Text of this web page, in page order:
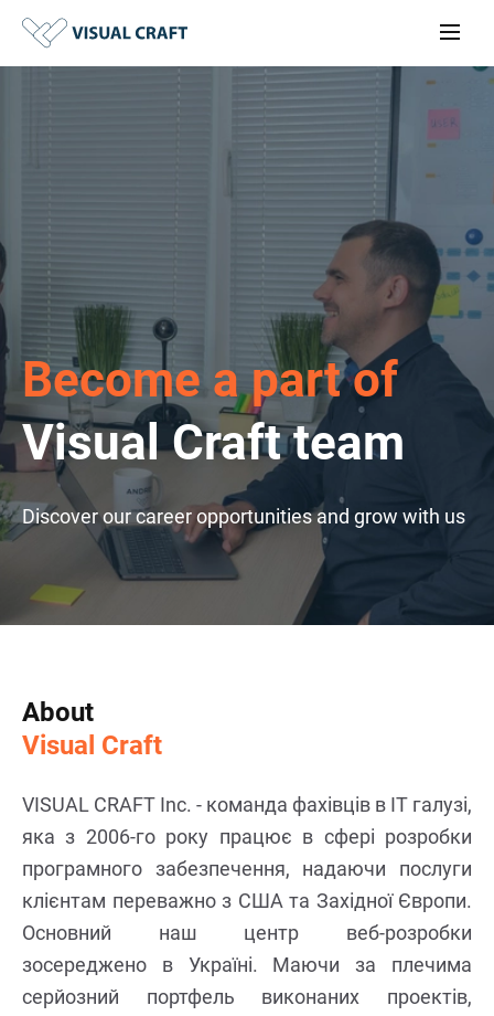
Become a part of
Visual Craft team
Discover our career opportunities and grow with us
About
Visual Craft
VISUAL CRAFT Inc. - команда фахівців в IT галузі,
яка з 2006-го року працює в сфері розробки
програмного забезпечення, надаючи послуги
клієнтам переважно з США та Західної Європи.
Основний наш центр веб-розробки
зосереджено в Україні. Маючи за плечима
серйозний портфель виконаних проектів,